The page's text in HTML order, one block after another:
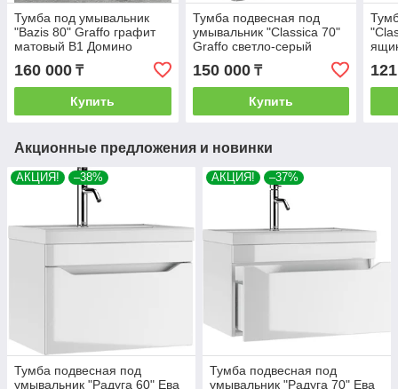
Тумба под умывальник
"Bazis 80" Graffo графит
матовый В1 Домино
160 000 ₸
Купить
Тумба подвесная под
умывальник "Classica 70"
Graffo светло-серый
матовый В2 Домино
150 000₸
Купить
Акционные предложения и новинки
АКЦИЯ! –38%
Тумба подвесная под
умывальник "Радуга 60" Ева
АКЦИЯ! –37%
Тумба подвесная под
умывальник "Радуга 70" Ева